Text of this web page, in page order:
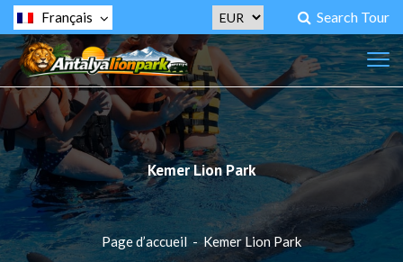
Search Tour
Français
Kemer Lion Park
Page d’accueil - Kemer Lion Park